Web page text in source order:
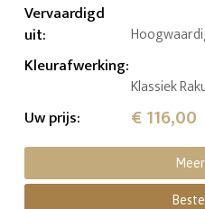
Vervaardigd
uit:
Kleurafwerking:
Klassiek
Uw prijs: € 116,00